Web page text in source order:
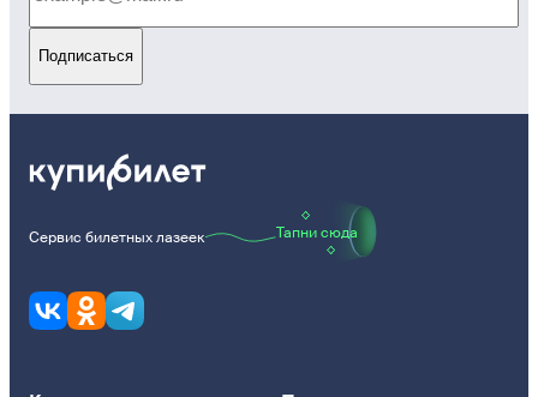
Подписаться
Сервис билетных лазеек Тапни сюда